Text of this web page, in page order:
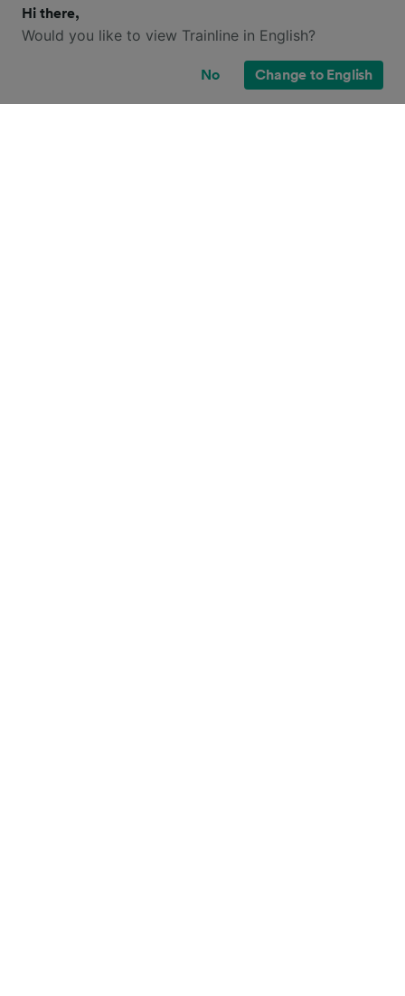
Hi there,
Would you like to view Trainline in English?
No Change to English